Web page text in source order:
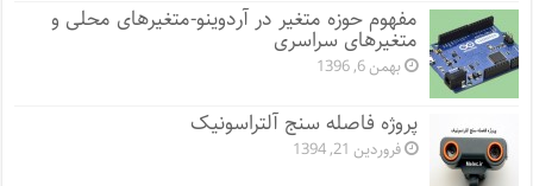
مفهوم حوزه متغیر در آردوینو-متغیرهای محلی و
متغیرهای سراسری
بهمن 6, 1396
پروژه فاصله سنج آلتراسونیک
فروردین 21, 1394